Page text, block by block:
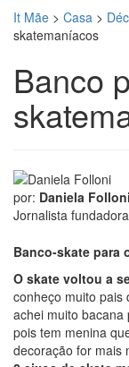
It Mãe > Casa >
skatemaníacos
Banco
por: Daniela Folloni
Jornalista
Banco-skate para
O skate voltou a
conheço muito pais
achei muito
pois tem menina
decoração for mais